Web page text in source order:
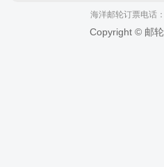
海洋邮轮订票电话
Copyright © 邮